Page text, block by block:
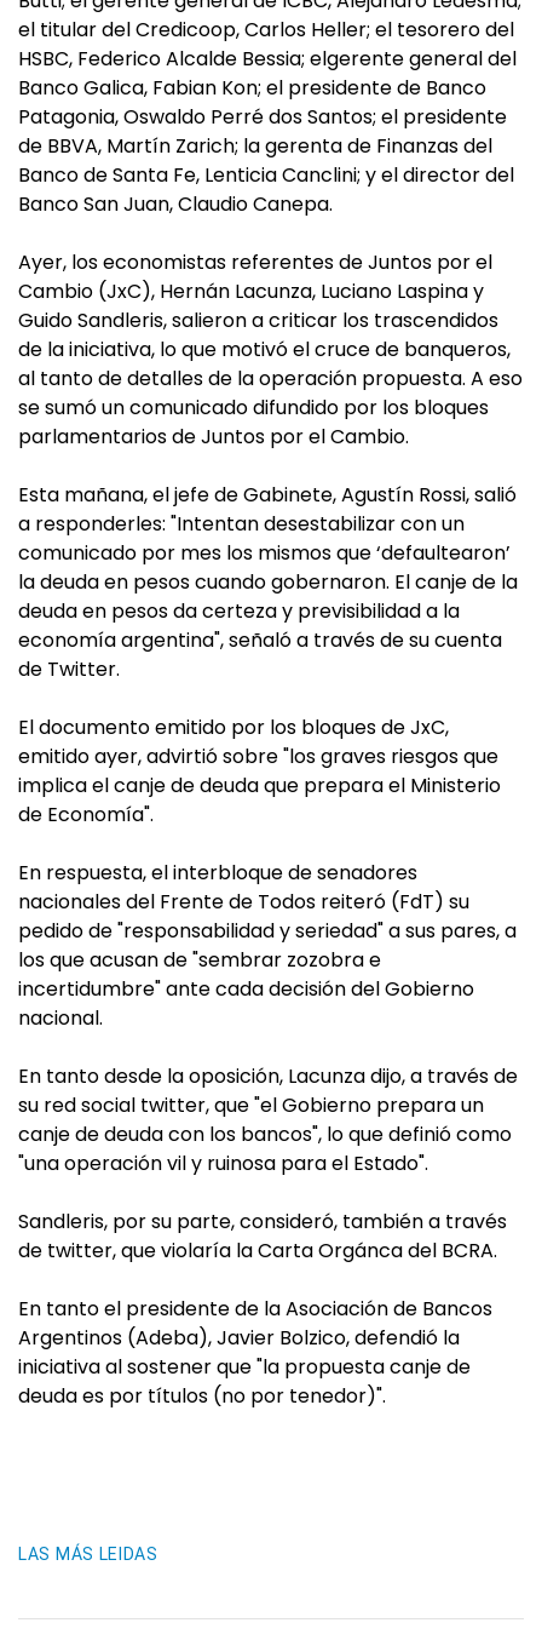
el titular del Credicoop, Carlos Heller; el tesorero del
HSBC, Federico Alcalde Bessia; elgerente general del
Banco Galica, Fabian Kon; el presidente de Banco
Patagonia, Oswaldo Perré dos Santos; el presidente
de BBVA, Martín Zarich; la gerenta de Finanzas del
Banco de Santa Fe, Lenticia Canclini; y el director del
Banco San Juan, Claudio Canepa.
Ayer, los economistas referentes de Juntos por el
Cambio (JxC), Hernán Lacunza, Luciano Laspina y
Guido Sandleris, salieron a criticar los trascendidos
de la iniciativa, lo que motivó el cruce de banqueros,
al tanto de detalles de la operación propuesta. A eso
se sumó un comunicado difundido por los bloques
parlamentarios de Juntos por el Cambio.
Esta mañana, el jefe de Gabinete, Agustín Rossi, salió
a responderles: "Intentan desestabilizar con un
comunicado por mes los mismos que ‘defaultearon’
la deuda en pesos cuando gobernaron. El canje de la
deuda en pesos da certeza y previsibilidad a la
economía argentina", señaló a través de su cuenta
de Twitter.
El documento emitido por los bloques de JxC,
emitido ayer, advirtió sobre "los graves riesgos que
implica el canje de deuda que prepara el Ministerio
de Economía".
En respuesta, el interbloque de senadores
nacionales del Frente de Todos reiteró (FdT) su
pedido de "responsabilidad y seriedad" a sus pares, a
los que acusan de "sembrar zozobra e
incertidumbre" ante cada decisión del Gobierno
nacional.
En tanto desde la oposición, Lacunza dijo, a través de
su red social twitter, que "el Gobierno prepara un
canje de deuda con los bancos", lo que definió como
"una operación vil y ruinosa para el Estado".
Sandleris, por su parte, consideró, también a través
de twitter, que violaría la Carta Orgánca del BCRA.
En tanto el presidente de la Asociación de Bancos
Argentinos (Adeba), Javier Bolzico, defendió la
iniciativa al sostener que "la propuesta canje de
deuda es por títulos (no por tenedor)".
LAS MÁS LEIDAS